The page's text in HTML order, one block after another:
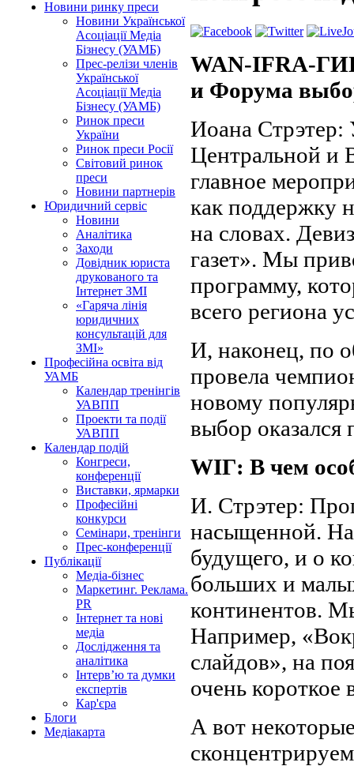
Новини ринку преси
Новини Української
Асоціації Медіа
Бізнесу (УАМБ)
Прес-релізи членів
Української
Асоціації Медіа
Бізнесу (УАМБ)
Ринок преси
України
Ринок преси Росії
Світовий ринок
преси
Новини партнерів
Юридичний сервіс
Новини
Аналітика
Заходи
Довідник юриста
друкованого та
Інтернет ЗМІ
«Гаряча лінія
юридичних
консультацій для
ЗМІ»
Професійна освіта від
УАМБ
Календар тренінгів
УАВПП
Проекти та події
УАВПП
Календар подій
Конгреси,
конференції
Виставки, ярмарки
Професійні
конкурси
Семінари, тренінги
Прес-конференції
Публікації
Медіа-бізнес
Маркетинг. Реклама.
PR
Інтернет та нові
медіа
Дослідження та
аналітика
Інтерв’ю та думки
експертів
Кар'єра
Блоги
Медіакарта
WAN-IFRA-
и Форума
Иоана Стрэтер:
Центральной и
главное
как поддержку
на словах.
газет». Мы
программу,
всего региона
И, наконец, по
провела
новому
выбор
WIГ: В чем
И. Стрэтер:
насыщенной. На
будущего, и о
больших и
континентов.
Например,
слайдов», на
очень короткое
А вот